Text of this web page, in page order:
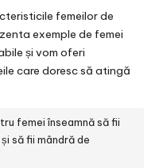
femeilor de
exemple de femei
și vom oferi
care doresc să atingă
femei înseamnă să fii
să fii mândră de